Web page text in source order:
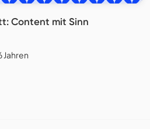
Content mit Sinn
Jahren